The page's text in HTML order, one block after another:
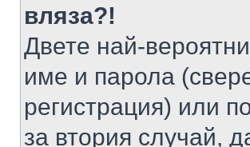
вляза?!
Двете най-
име и парола
регистрация) или
за втория случай,